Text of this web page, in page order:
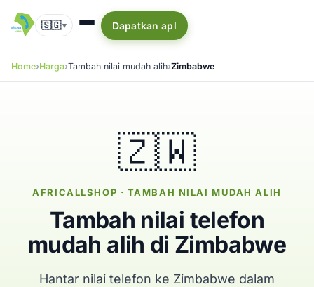
🇸🇬▾ Dapatkan apl
Home Harga Tambah nilai mudah alih Zimbabwe
🇿🇼
AFRICALLSHOP · TAMBAH NILAI MUDAH ALIH
Tambah nilai telefon
mudah alih di Zimbabwe
Hantar nilai telefon ke Zimbabwe dalam